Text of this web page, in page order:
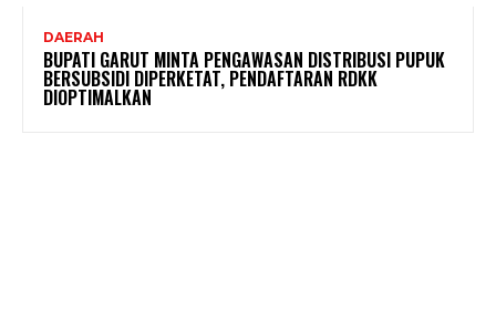
DAERAH
BUPATI GARUT MINTA PENGAWASAN DISTRIBUSI PUPUK
BERSUBSIDI DIPERKETAT, PENDAFTARAN RDKK
DIOPTIMALKAN